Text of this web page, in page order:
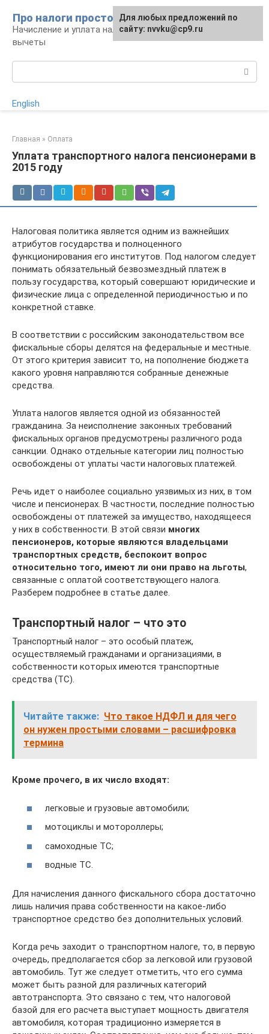
контенту
Про налоги просто
Начисление и уплата налогов, налоговые
вычеты
English
Главная » Оплата
Уплата транспортного налога пенсионерами в
2015 году
Налоговая политика является одним из важнейших
атрибутов государства и полноценного
функционирования его институтов. Под налогом следует
понимать обязательный безвозмездный платеж в
пользу государства, который совершают юридические и
физические лица с определенной периодичностью и по
конкретной ставке.
В соответствии с российским законодательством все
фискальные сборы делятся на федеральные и местные.
От этого критерия зависит то, на пополнение бюджета
какого уровня направляются собранные денежные
средства.
Уплата налогов является одной из обязанностей
гражданина. За неисполнение законных требований
фискальных органов предусмотрены различного рода
санкции. Однако отдельные категории лиц полностью
освобождены от уплаты части налоговых платежей.
Речь идет о наиболее социально уязвимых из них, в том
числе и пенсионерах. В частности, последние полностью
освобождены от платежей за имущество, находящееся
у них в собственности. В этой связи многих
пенсионеров, которые являются владельцами
транспортных средств, беспокоит вопрос
относительно того, имеют ли они право на льготы,
связанные с оплатой соответствующего налога.
Разберем подробнее в статье далее.
Транспортный налог – что это
Транспортный налог – это особый платеж,
осуществляемый гражданами и организациями, в
собственности которых имеются транспортные
средства (ТС).
Читайте также: Что такое НДФЛ и для чего
он нужен простыми словами – расшифровка
термина
Кроме прочего, в их число входят:
легковые и грузовые автомобили;
мотоциклы и мотороллеры;
самоходные ТС;
водные ТС.
Для начисления данного фискального сбора достаточно
лишь наличия права собственности на какое-либо
транспортное средство без дополнительных условий.
Когда речь заходит о транспортном налоге, то, в первую
очередь, предполагается сбор за легковой или грузовой
автомобиль. Тут же следует отметить, что его сумма
может быть разной для различных категорий
автотранспорта. Это связано с тем, что налоговой
базой для его расчета выступает мощность двигателя
автомобиля, которая традиционно измеряется в
Для любых предложений по
сайту: nvvku@cp9.ru